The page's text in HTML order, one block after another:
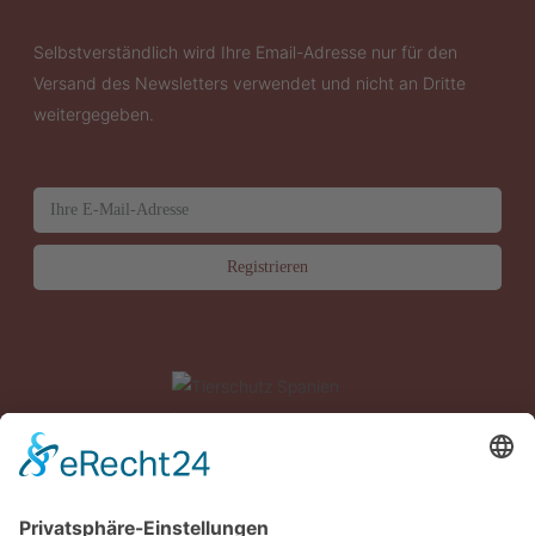
Über uns
Selbstverständlich wird Ihre Email-Adresse nur für den
Versand des Newsletters verwendet und nicht an Dritte
weitergegeben.